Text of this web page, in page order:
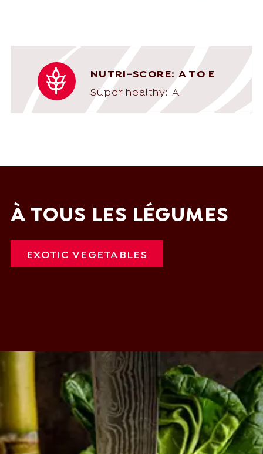
NUTRI-SCORE: A TO E
Super healthy: A
À TOUS LES LÉGUMES
EXOTIC VEGETABLES